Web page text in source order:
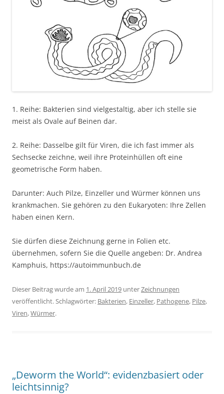
1. Reihe: Bakterien sind vielgestaltig, aber ich stelle sie
meist als Ovale auf Beinen dar.
2. Reihe: Dasselbe gilt für Viren, die ich fast immer als
Sechsecke zeichne, weil ihre Proteinhüllen oft eine
geometrische Form haben.
Darunter: Auch Pilze, Einzeller und Würmer können uns
krankmachen. Sie gehören zu den Eukaryoten: Ihre Zellen
haben einen Kern.
Sie dürfen diese Zeichnung gerne in Folien etc.
übernehmen, sofern Sie die Quelle angeben: Dr. Andrea
Kamphuis, https://autoimmunbuch.de
Dieser Beitrag wurde am 1. April 2019 unterZeichnungen
veröffentlicht. Schlagwörter: Bakterien, Einzeller, Pathogene, Pilze,
Viren,Würmer.
„Deworm the World“: evidenzbasiert oder
leichtsinnig?